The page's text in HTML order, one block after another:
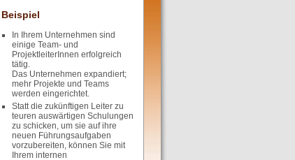
Beispiel
In Ihrem Unternehmen sind
einige Team- und
ProjektleiterInnen erfolgreich
tätig.
Das Unternehmen expandiert;
mehr Projekte und Teams
werden eingerichtet.
Statt die zukünftigen Leiter zu
teuren auswärtigen Schulungen
zu schicken, um sie auf ihre
neuen Führungsaufgaben
vorzubereiten, können Sie mit
Ihrem internen